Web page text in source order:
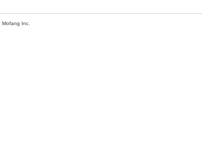
Mofang Inc.